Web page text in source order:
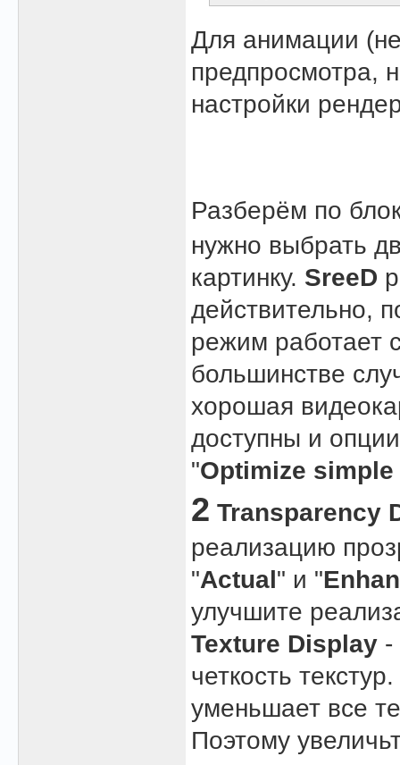
Для анимации
предпросмотра,
настройки
Разберём по
нужно выбрать
картинку. SreeD
действительно,
режим работает
большинстве
хорошая
доступны и
"Optimize
2 Transparency
реализацию
"Actual" и "
улучшите
Texture Display -
четкость
уменьшает все
Поэтому